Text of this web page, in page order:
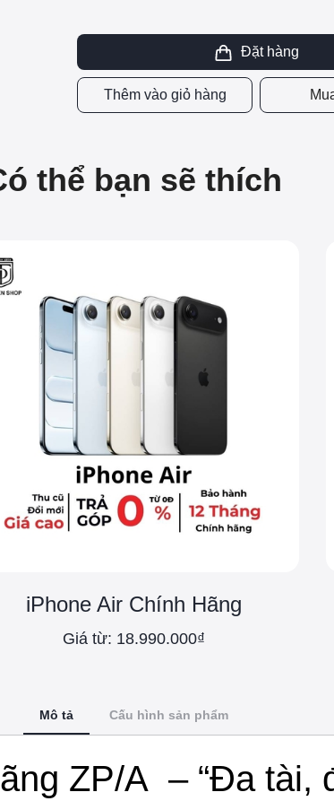
Đặt hàng
Thêm vào giỏ hàng
thể bạn sẽ thích
iPhone Air Chính Hãng
Giá từ: 18.990.000₫
Mô tả Cấu hình sản phẩm
ZP/A – “Đa tài,